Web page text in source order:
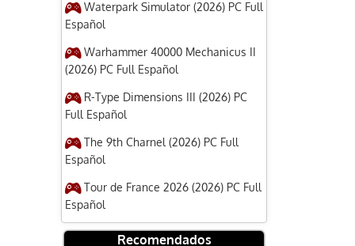
Waterpark Simulator (2026) PC Full
Español
Warhammer 40000 Mechanicus II
(2026) PC Full Español
R-Type Dimensions III (2026) PC
Full Español
The 9th Charnel (2026) PC Full
Español
Tour de France 2026 (2026) PC Full
Español
Recomendados